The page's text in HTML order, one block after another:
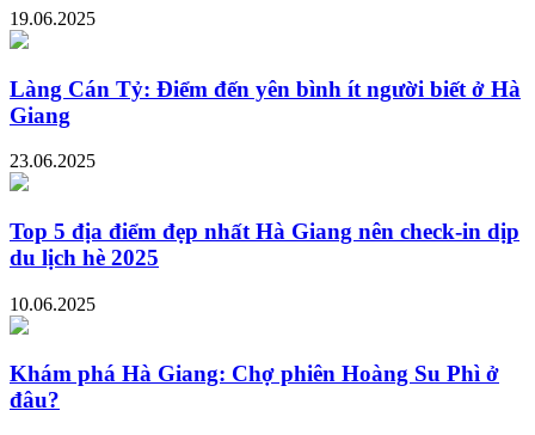
19.06.2025
Làng Cán Tỷ: Điểm đến yên bình ít người biết ở Hà
Giang
23.06.2025
Top 5 địa điểm đẹp nhất Hà Giang nên check-in dịp
du lịch hè 2025
10.06.2025
Khám phá Hà Giang: Chợ phiên Hoàng Su Phì ở
đâu?